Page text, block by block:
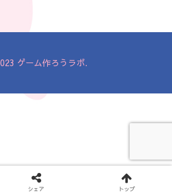
ゲーム作ろうラボ.
シェア トップ